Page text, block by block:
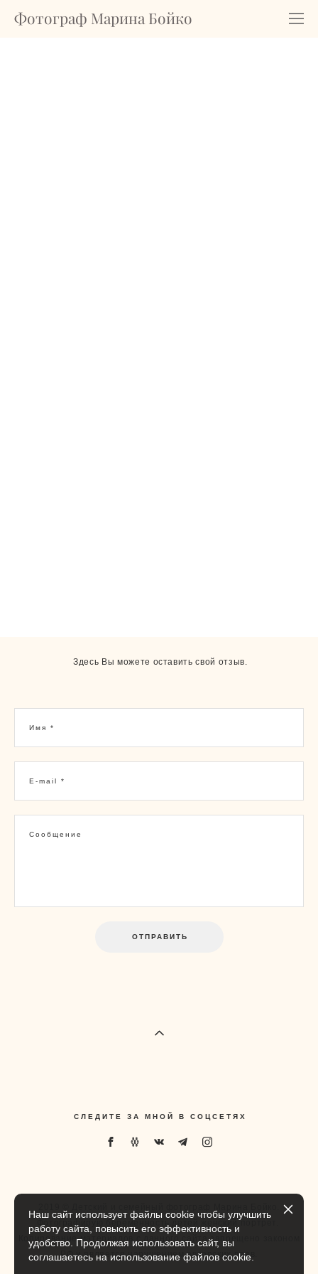
Фотограф Марина Бойко
Здесь Вы можете оставить свой отзыв.
Имя *
E-mail *
Сообщение
ОТПРАВИТЬ
С Л Е Д И Т Е З А М Н О Й В С О Ц С Е Т Я Х
Фотографирую беременность детей женский портрет.
Копирование материалов с данного сайта запрещено законом
РФ и является нарушением авторских прав.
Наш сайт использует файлы cookie чтобы улучшить
работу сайта, повысить его эффективность и
удобство. Продолжая использовать сайт, вы
соглашаетесь на использование файлов cookie.